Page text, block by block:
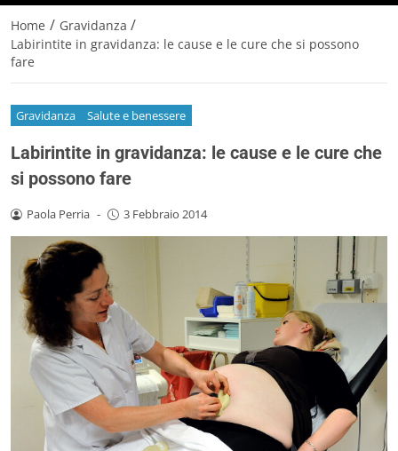
Home / Gravidanza /
Labirintite in gravidanza: le cause e le cure che si possono
fare
Gravidanza Salute e benessere
Labirintite in gravidanza: le cause e le cure che
si possono fare
Paola Perria - 3 Febbraio 2014